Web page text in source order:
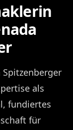
als
fundiertes
für